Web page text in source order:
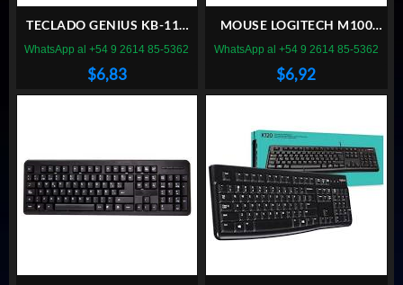
TECLADO GENIUS KB-116
USB
$6,83
WhatsApp al +54 9 2614 85-5362
MOUSE LOGITECH M100
USB
$6,92
WhatsApp al +54 9 2614 85-5362